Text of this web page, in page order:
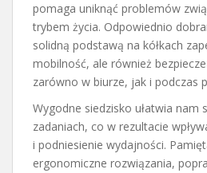
pomaga uniknąć problemów
trybem życia. Odpowiednio
solidną podstawą na kółkach
mobilność, ale również
zarówno w biurze, jak i podczas
Wygodne siedzisko ułatwia nam
zadaniach, co w rezultacie
i podniesienie wydajności.
ergonomiczne rozwiązania,